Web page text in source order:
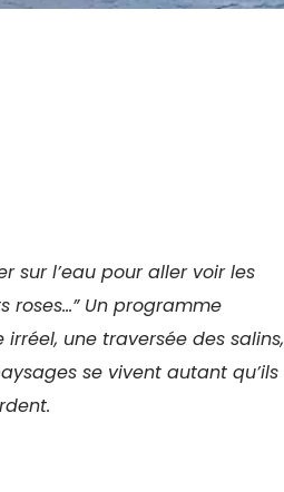
sur l’eau pour aller voir les
roses…” Un programme
irréel, une traversée des salins,
se vivent autant qu’ils